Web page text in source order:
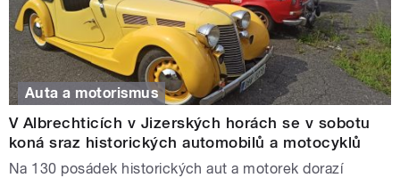
Auta a motorismus
V Albrechticích v Jizerských horách se v sobotu
koná sraz historických automobilů a motocyklů
Na 130 posádek historických aut a motorek dorazí